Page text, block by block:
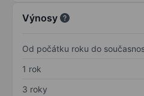
Výnosy
Od počátku roku do
1 rok
3 roky